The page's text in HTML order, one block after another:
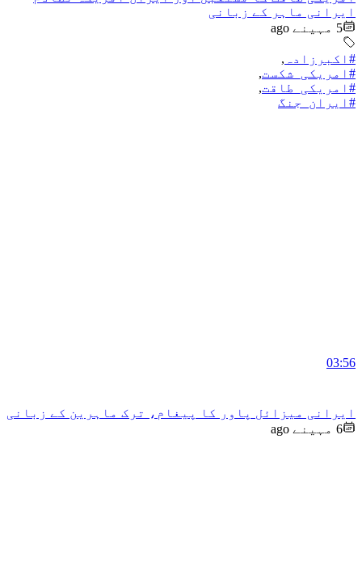
ایرانی ماہر کے زبانی
5 مہینے ago
#اکبرزادہ ,
#امریکی_شکست,
#امریکی_طاقت,
#ایران_جنگ
03:56
ایرانی میزائل پاور کا پیغام، ترک ماہرین کے زبانی
6 مہینے ago